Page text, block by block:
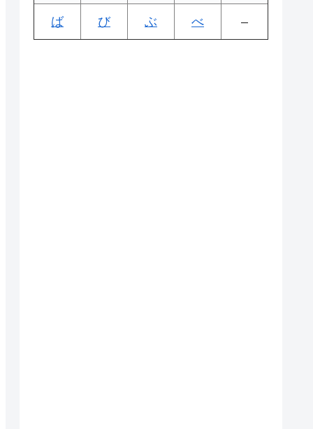
ば び ぶ べ –